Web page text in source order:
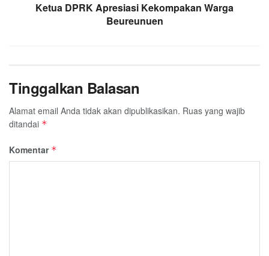
Ketua DPRK Apresiasi Kekompakan Warga
Beureunuen
Tinggalkan Balasan
Alamat email Anda tidak akan dipublikasikan. Ruas yang wajib
ditandai *
Komentar *